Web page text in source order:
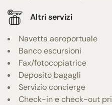
Altri servizi
Navetta aeroportuale
Banco escursioni
Fax/fotocopiatrice
Deposito bagagli
Servizio concierge
Check-in e check-out